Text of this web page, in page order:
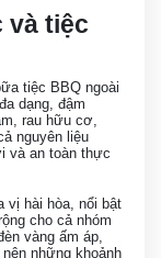
và tiệc
tiệc BBQ ngoài
dạng, đậm
rau hữu cơ,
nguyên liệu
và an toàn thực
vị hài hòa, nổi bật
cho cả nhóm
vàng ấm áp,
những khoảnh